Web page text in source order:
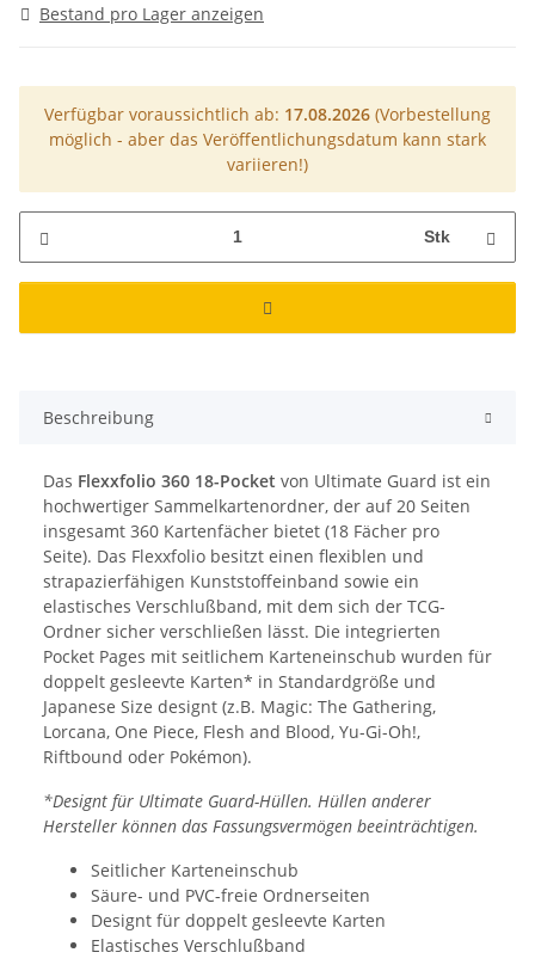
Bestand pro Lager anzeigen
Verfügbar voraussichtlich ab: 17.08.2026 (Vorbestellung
möglich - aber das Veröffentlichungsdatum kann stark
variieren!)
Stk
Beschreibung
Das Flexxfolio 360 18-Pocket von Ultimate Guard ist ein
hochwertiger Sammelkartenordner, der auf 20 Seiten
insgesamt 360 Kartenfächer bietet (18 Fächer pro
Seite). Das Flexxfolio besitzt einen flexiblen und
strapazierfähigen Kunststoffeinband sowie ein
elastisches Verschlußband, mit dem sich der TCG-
Ordner sicher verschließen lässt. Die integrierten
Pocket Pages mit seitlichem Karteneinschub wurden für
doppelt gesleevte Karten* in Standardgröße und
Japanese Size designt (z.B. Magic: The Gathering,
Lorcana, One Piece, Flesh and Blood, Yu-Gi-Oh!,
Riftbound oder Pokémon).
*Designt für Ultimate Guard-Hüllen. Hüllen anderer
Hersteller können das Fassungsvermögen beeinträchtigen.
Seitlicher Karteneinschub
Säure- und PVC-freie Ordnerseiten
Designt für doppelt gesleevte Karten
Elastisches Verschlußband